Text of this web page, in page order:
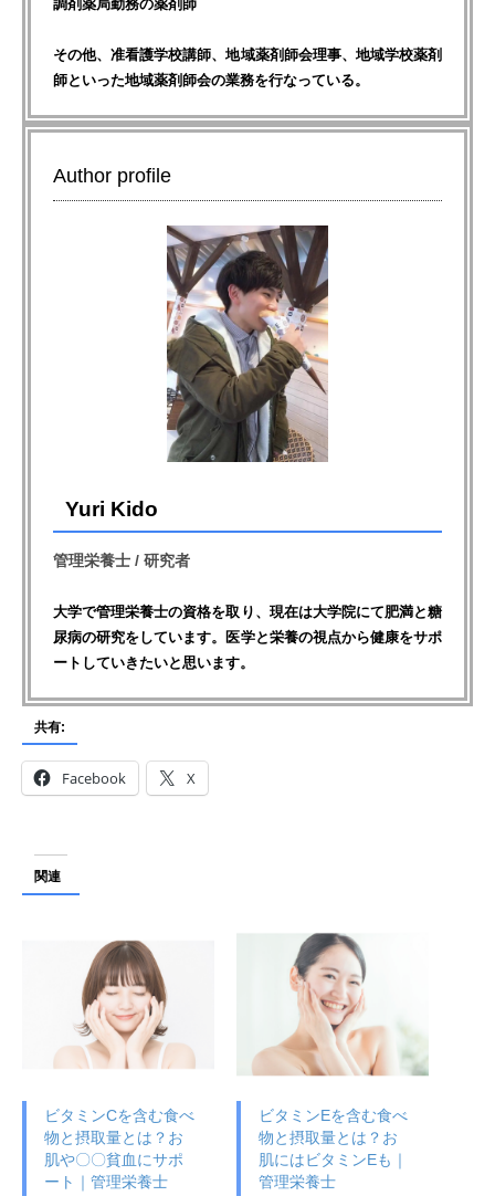
調剤薬局勤務の薬剤師
その他、准看護学校講師、地域薬剤師会理事、地域学校薬剤
師といった地域薬剤師会の業務を行なっている。
Author profile
Yuri Kido
管理栄養士 / 研究者
大学で管理栄養士の資格を取り、現在は大学院にて肥満と糖
尿病の研究をしています。医学と栄養の視点から健康をサポ
ートしていきたいと思います。
共有:
Facebook X
関連
ビタミンCを含む食べ
物と摂取量とは？お
肌や〇〇貧血にサポ
ート｜管理栄養士
ビタミンEを含む食べ
物と摂取量とは？お
肌にはビタミンEも｜
管理栄養士